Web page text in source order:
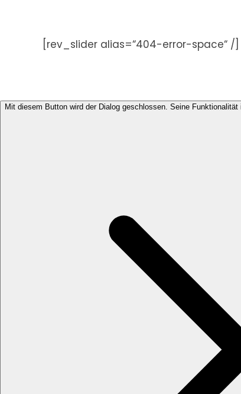
[rev_slider alias=“404-error-space“ /]
Mit diesem Button wird der Dialog geschlossen. Seine